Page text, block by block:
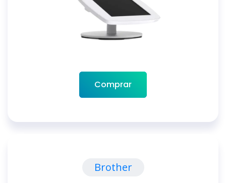
Comprar
Brother